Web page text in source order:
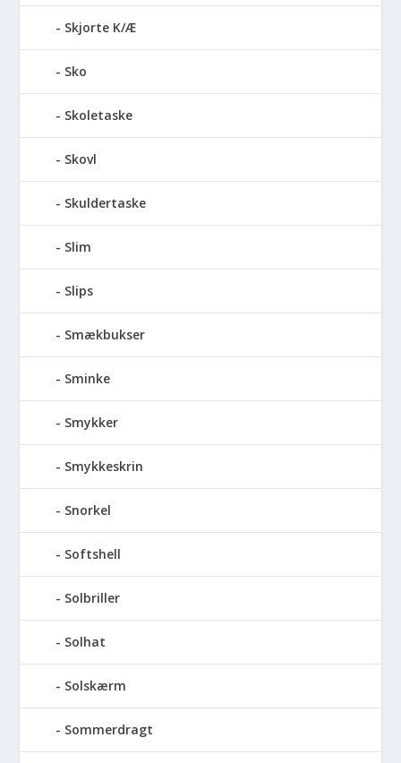
Skjorte K/Æ
Sko
Skoletaske
Skovl
Skuldertaske
Slim
Slips
Smækbukser
Sminke
Smykker
Smykkeskrin
Snorkel
Softshell
Solbriller
Solhat
Solskærm
Sommerdragt